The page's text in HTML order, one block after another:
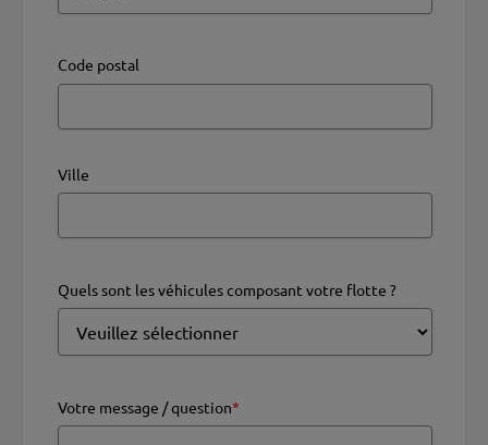
Code postal
Ville
Quels sont les véhicules composant votre flotte ?
Votre message / question*